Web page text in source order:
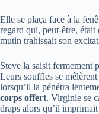
Elle se plaça face à la
regard qui, peut-être, était
mutin trahissait son
Steve la saisit fermement
Leurs souffles se
lorsqu’il la pénétra
corps offert. Virginie se
draps alors qu’il